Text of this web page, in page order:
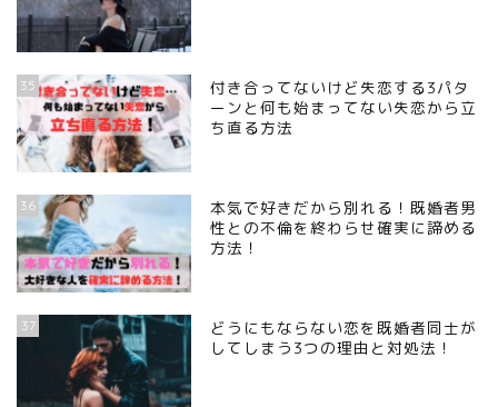
35
付き合ってないけど失恋する3パタ
ーンと何も始まってない失恋から立
ち直る方法
36
本気で好きだから別れる！既婚者男
性との不倫を終わらせ確実に諦める
方法！
37
どうにもならない恋を既婚者同士が
してしまう3つの理由と対処法！